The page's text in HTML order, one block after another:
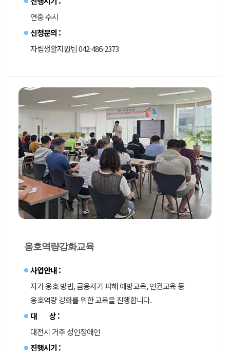
연중 수시
신청문의 :
자립생활지원팀 042-486-2373
옹호역량강화교육
사업안내 :
자기 옹호 방법, 금융사기 피해 예방교육, 인권교육 등
옹호역량 강화를 위한 교육을 진행합니다.
대 상 :
대전시 거주 성인장애인
진행시기 :